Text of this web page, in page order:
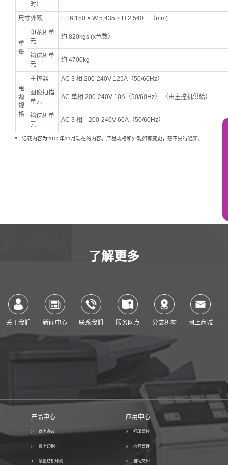
时）
尺寸外观 L 16,150 × W 5,435 × H 2,540 （mm)
重
量
印花机单
元
约 820kgs (x色数）
输送机单
元
约 4700kg
电
源
规
格
主控器
AC 3 相 200-240V 125A（50/60Hz）
图像扫描
单元
AC 单相 200-240V 10A（50/60Hz） （由主控机供給）
输送机单
元
AC 3 相 200-240V 60A（50/60Hz）
* 记载内容为2015年11月现在的内容。产品规格和外观如有变更，恕不另行通知。
了解更多
关于我们 新闻中心 联系我们 服务网点 分支机构 网上商城
产品中心
商务办公
数字印刷
喷墨纺织印刷
应用中心
打印管控
内容管理
自助文印